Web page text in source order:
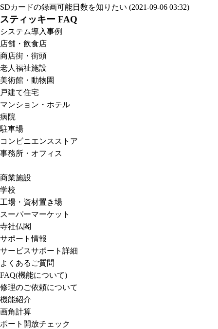
SDカードの録画可能日数を知りたい (2021-09-06 03:32)
スティッキー FAQ
システム導入事例
店舗・飲食店
商店街・街頭
老人福祉施設
美術館・動物園
戸建て住宅
マンション・ホテル
病院
駐車場
コンビニエンスストア
事務所・オフィス
商業施設
学校
工場・資材置き場
スーパーマーケット
寺社仏閣
サポート情報
サービスサポート詳細
よくあるご質問
FAQ(機能について)
修理のご依頼について
機能紹介
画角計算
ポート開放チェック